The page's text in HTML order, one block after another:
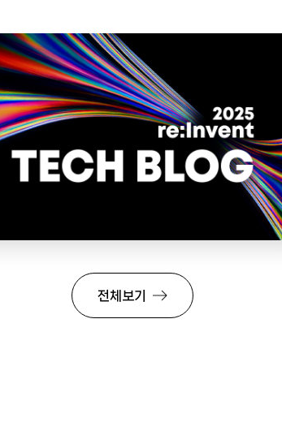
전체보기